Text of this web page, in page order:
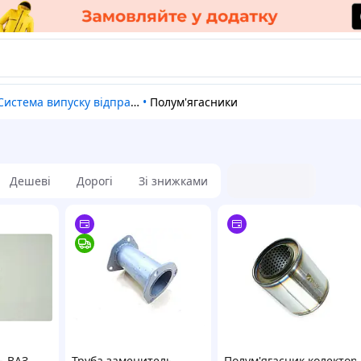
Система випуску відпрацьованих газів • Полум'ягасники
Дешеві Дорогі Зі знижками